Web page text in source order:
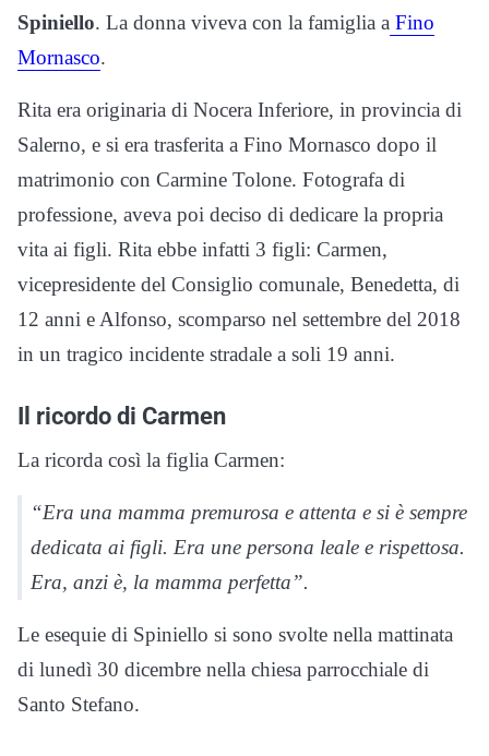
Spiniello. La donna viveva con la famiglia a Fino
Mornasco.
Rita era originaria di Nocera Inferiore, in provincia di
Salerno, e si era trasferita a Fino Mornasco dopo il
matrimonio con Carmine Tolone. Fotografa di
professione, aveva poi deciso di dedicare la propria
vita ai figli. Rita ebbe infatti 3 figli: Carmen,
vicepresidente del Consiglio comunale, Benedetta, di
12 anni e Alfonso, scomparso nel settembre del 2018
in un tragico incidente stradale a soli 19 anni.
Il ricordo di Carmen
La ricorda così la figlia Carmen:
“Era una mamma premurosa e attenta e si è sempre
dedicata ai figli. Era une persona leale e rispettosa.
Era, anzi è, la mamma perfetta”.
Le esequie di Spiniello si sono svolte nella mattinata
di lunedì 30 dicembre nella chiesa parrocchiale di
Santo Stefano.